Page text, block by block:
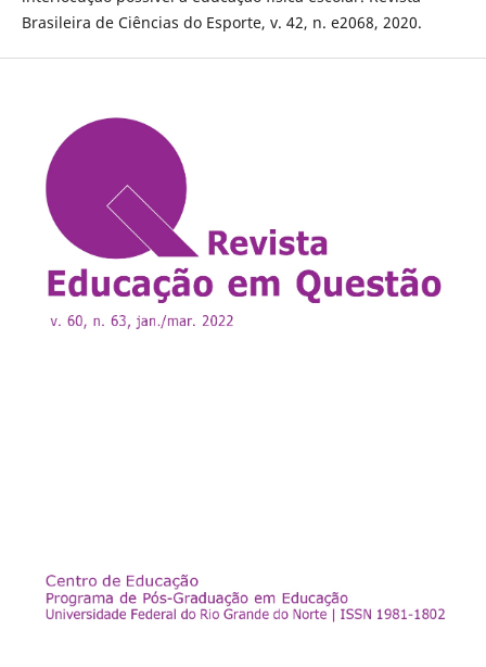
Brasileira de Ciências do Esporte, v. 42, n. e2068, 2020.